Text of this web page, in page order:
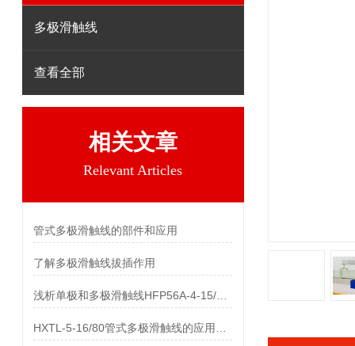
多极滑触线
查看全部
相关文章
Relevant Articles
管式多极滑触线的部件和应用
了解多极滑触线拔插作用